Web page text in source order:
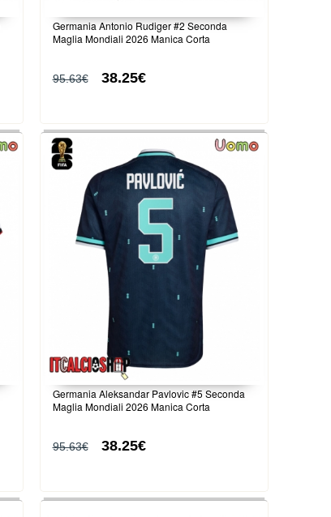
Germania Antonio Rudiger #2 Seconda
Maglia Mondiali 2026 Manica Corta
95.63€ 38.25€
Germania Aleksandar Pavlovic #5 Seconda
Maglia Mondiali 2026 Manica Corta
95.63€ 38.25€